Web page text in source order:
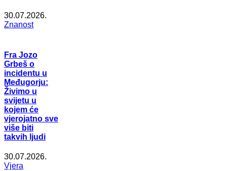
30.07.2026.
Znanost
Fra Jozo
Grbeš o
incidentu u
Međugorju:
Živimo u
svijetu u
kojem će
vjerojatno sve
više biti
takvih ljudi
30.07.2026.
Vjera